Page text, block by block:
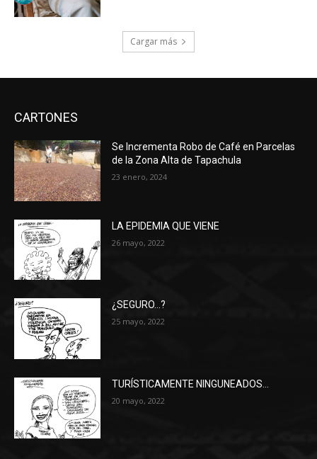
Cargar más
CARTONES
Se Incrementa Robo de Café en Parcelas
de la Zona Alta de Tapachula
23 enero, 2024
LA EPIDEMIA QUE VIENE
26 mayo, 2022
¿SEGURO…?
25 mayo, 2022
TURÍSTICAMENTE NINGUNEADOS…
20 mayo, 2022